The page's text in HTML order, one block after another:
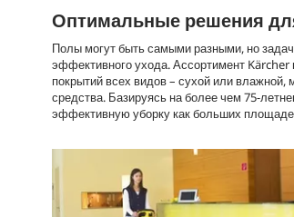
Оптимальные решения
Полы могут быть самыми разными, но
эффективного ухода. Ассортимент
покрытий всех видов – сухой или
средства. Базируясь на более чем 75-
эффективную уборку как больших